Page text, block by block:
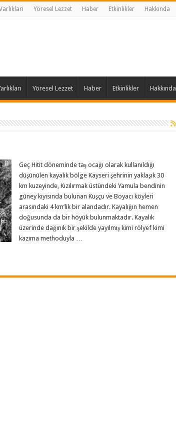
Yöresel Lezzet Haber Etkinlikler Hakkında
Yöresel Lezzet Haber Etkinlikler Hakkında
Geç Hitit döneminde taş ocağı olarak kullanıldığı
düşünülen kayalık bölge Kayseri şehrinin yaklaşık 30
km kuzeyinde, Kızılırmak üstündeki Yamula bendinin
güney kıyısında bulunan Kuşçu ve Boyacı köyleri
arasındaki 4 km’lik bir alandadır. Kayalığın hemen
doğusunda da bir höyük bulunmaktadır. Kayalık
üzerinde dağınık bir şekilde yayılmış kimi rölyef kimi
kazıma methoduyla …